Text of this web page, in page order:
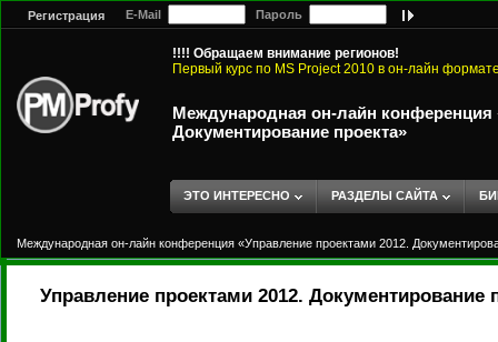
Регистрация E-Mail Пароль
!!!! Обращаем внимание регионов!
Первый курс по MS Project 2010 в он-лайн
Международная он-лайн конференция
Документирование проекта»
ЭТО ИНТЕРЕСНО РАЗДЕЛЫ САЙТА
Международная он-лайн конференция «Управление проектами 2012.
Управление проектами 2012.